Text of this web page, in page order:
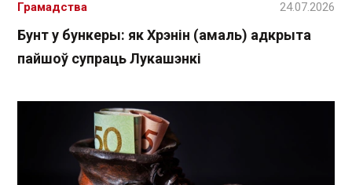
Бунт у бункеры: як Хрэнін (амаль) адкрыта
пайшоў супраць Лукашэнкі
Грамадства 24.07.2026